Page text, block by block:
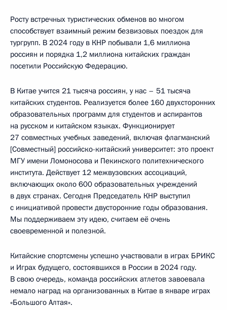
Росту встречных туристических обменов во многом
способствует взаимный режим безвизовых поездок для
тургрупп. В 2024 году в КНР побывали 1,6 миллиона
россиян и порядка 1,2 миллиона китайских граждан
посетили Российскую Федерацию.
В Китае учится 21 тысяча россиян, у нас – 51 тысяча
китайских студентов. Реализуется более 160 двухсторонних
образовательных программ для студентов и аспирантов
на русском и китайском языках. Функционирует
27 совместных учебных заведений, включая флагманский
[Совместный] российско-китайский университет: это проект
МГУ имени Ломоносова и Пекинского политехнического
института. Действует 12 межвузовских ассоциаций,
включающих около 600 образовательных учреждений
в двух странах. Сегодня Председатель КНР выступил
с инициативой провести двусторонние годы образования.
Мы поддерживаем эту идею, считаем её очень
своевременной и полезной.
Китайские спортсмены успешно участвовали в играх БРИКС
и Играх будущего, состоявшихся в России в 2024 году.
В свою очередь, команда российских атлетов завоевала
немало наград на организованных в Китае в январе играх
«Большого Алтая».